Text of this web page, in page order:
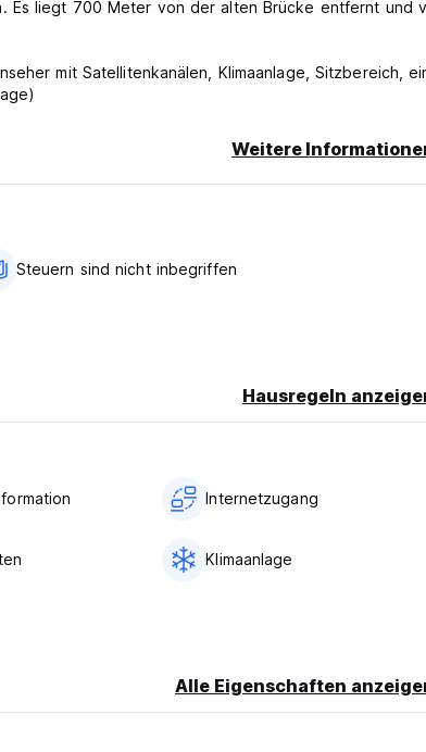
Es liegt 700 Meter von der alten Brücke entfernt und
mit Satellitenkanälen, Klimaanlage, Sitzbereich,
Weitere
Steuern sind nicht inbegriffen
Hausregeln
Internetzugang
Klimaanlage
Alle Eigenschaften